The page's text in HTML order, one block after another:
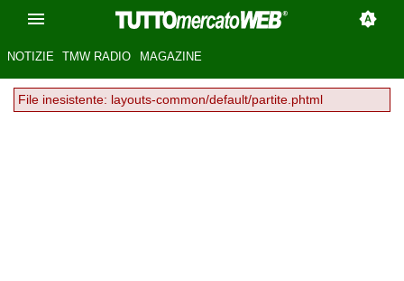
NOTIZIE TMW RADIO MAGAZINE
File inesistente: layouts-common/default/partite.phtml